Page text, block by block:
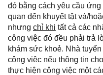
đó bằng cách yêu cầu
quan đến khuyết tật và/
nhưng chỉ khi tất cả các
công việc đó đều phải trả
khám sức khoẻ. Nhà
công việc nếu thông tin
thực hiện công việc một